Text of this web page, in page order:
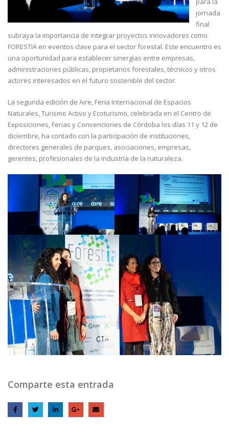
jornada
final
subraya la importancia de integrar proyectos innovadores como
FORESTIA en eventos clave para el sector forestal. Este encuentro es
una oportunidad para establecer sinergias entre empresas,
administraciones públicas, propietarios forestales, técnicos y otros
actores interesados en el futuro sostenible del sector.
La segunda edición de Aire, Feria Internacional de Espacios
Naturales, Turismo Activo y Ecoturismo, celebrada en el Centro de
Exposiciones, Ferias y Convenciones de Córdoba los días 11 y 12 de
diciembre, ha contado con la participación de instituciones,
directores generales de parques, asociaciones, empresas,
gerentes, profesionales de la industria de la naturaleza.
Comparte esta entrada